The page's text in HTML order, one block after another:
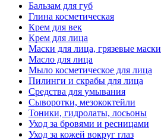
Бальзам для губ
Глина косметическая
Крем для век
Крем для лица
Маски для лица, грязевые маски
Масло для лица
Мыло косметическое для лица
Пилинги и скрабы для лица
Средства для умывания
Сыворотки, мезококтейли
Тоники, гидролаты, лосьоны
Уход за бровями и ресницами
Уход за кожей вокруг глаз